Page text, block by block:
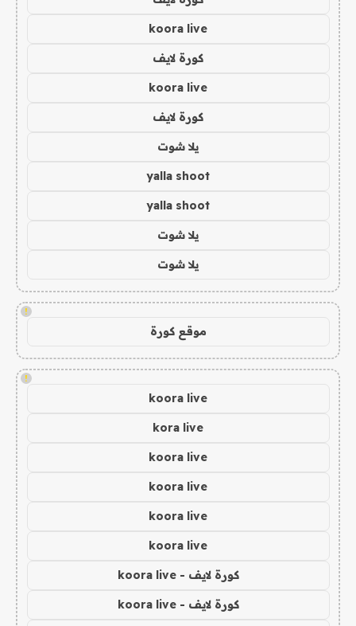
koora live
كورة لايف
koora live
كورة لايف
يلا شوت
yalla shoot
yalla shoot
يلا شوت
يلا شوت
!
موقع كورة
!
koora live
kora live
koora live
koora live
koora live
koora live
كورة لايف - koora live
كورة لايف - koora live